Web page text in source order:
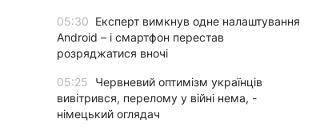
05:30 Експерт вимкнув одне налаштування
Android – і смартфон перестав
розряджатися вночі
05:25
Червневий оптимізм українців
вивітрився, перелому у війні нема, -
німецький оглядач